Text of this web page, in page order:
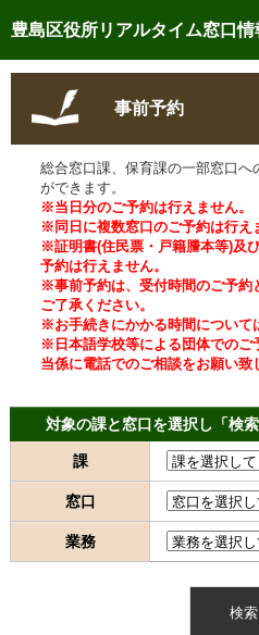
豊島区役所リアルタイム窓口情
トップページへ
ご利用方法
事前予約
予約状況確認
リアルタイム窓口混雑状
リアルタイム交付状況確認
メール通知登録
混雑予想カレンダー
事前予約
総合窓口課、保育課の一部窓口へ
ができます。
※当日分のご予約は行えません。
※同日に複数窓口のご予約は行え
※証明書(住民票・戸籍謄本等)及
予約は行えません。
※事前予約は、受付時間のご予約
ご了承ください。
※お手続きにかかる時間について
※日本語学校等による団体でのご
当係に電話でのご相談をお願い致
対象の課と窓口を選択し「検
課
窓口
業務